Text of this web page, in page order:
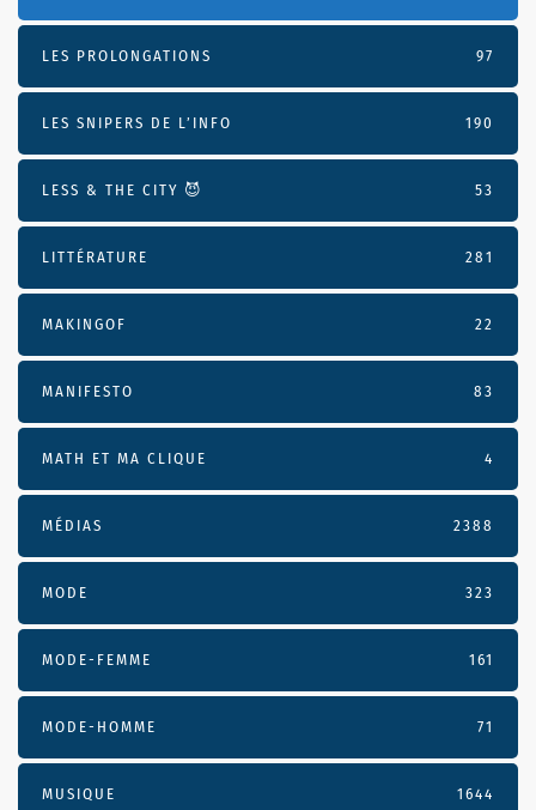
LES PROLONGATIONS 97
LES SNIPERS DE L’INFO 190
LESS & THE CITY 😈 53
LITTÉRATURE 281
MAKINGOF 22
MANIFESTO 83
MATH ET MA CLIQUE 4
MÉDIAS 2388
MODE 323
MODE-FEMME 161
MODE-HOMME 71
MUSIQUE 1644